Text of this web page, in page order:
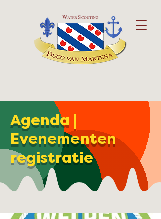
Agenda |
Evenementen
registratie